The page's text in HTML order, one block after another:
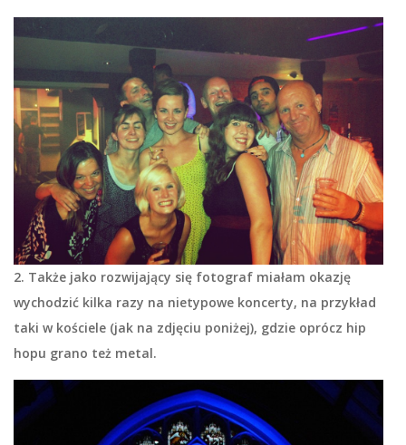
2. Także jako rozwijający się fotograf miałam okazję
wychodzić kilka razy na nietypowe koncerty, na przykład
taki w kościele (jak na zdjęciu poniżej), gdzie oprócz hip
hopu grano też metal.